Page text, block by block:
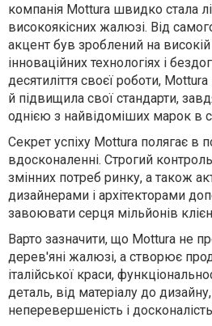
компанія Mottura швидко стала
високоякісних жалюзі. Від
акцент був зроблений на високій
інноваційних технологіях і
десятиліття своєї роботи,
й підвищила свої стандарти,
однією з найвідоміших марок в
Секрет успіху Mottura полягає в
вдосконаленні. Строгий
змінних потреб ринку, а також
дизайнерами і архітекторами
завоювати серця мільйонів
Варто зазначити, що Mottura не
дерев'яні жалюзі, а створює
італійської краси,
деталь, від матеріалу до
неперевершеність і